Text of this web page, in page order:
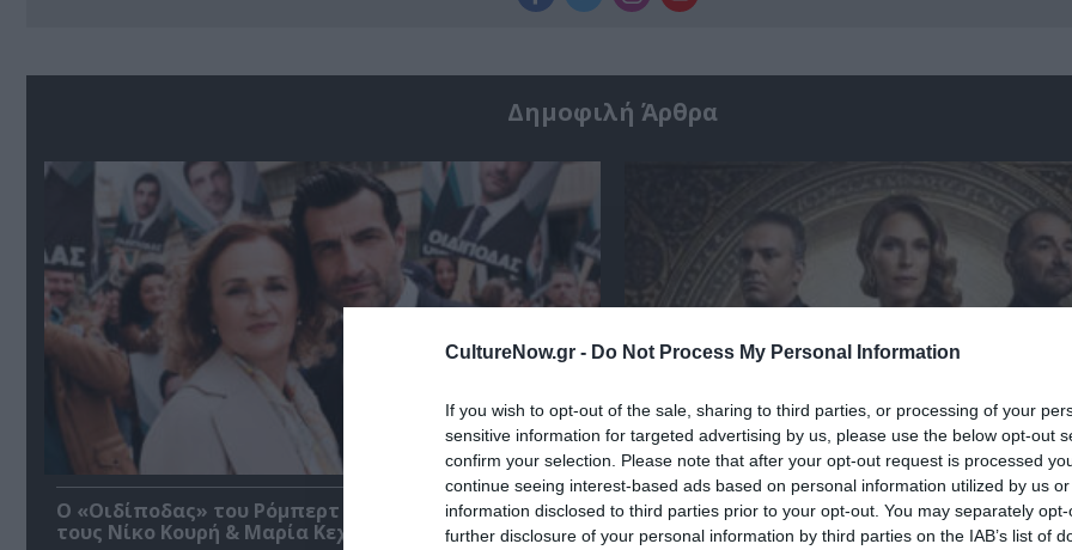
CultureNow.gr - Do Not Process My Personal Information
If you wish to opt-out of the sale, sharing to third parties, or processing of your
sensitive information for targeted advertising by us, please use the below opt-out
confirm your selection. Please note that after your opt-out request is processed
continue seeing interest-based ads based on personal information utilized by us
information disclosed to third parties prior to your opt-out. You may separately
further disclosure of your personal information by third parties on the IAB’s list of
Δημοφιλή Άρθρα
O «Οιδίποδας» του Ρόμπερτ Άικ ξανά στη Στέγη – Με
τους Νίκο Κουρή & Μαρία Κεχαγιόγλου
Θεοδώρα, Αυτοκράτειρα του Βυζαντίου: Η
ελληνική όπερα του Θεόδωρου Στάθη στο